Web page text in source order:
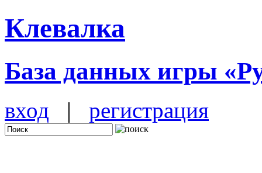
Клевалка
База данных игры
вход | регистрация